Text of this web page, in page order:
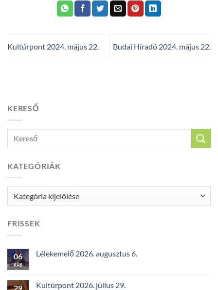
Kultúrpont 2024. május 22. Budai Híradó 2024. május 22.
KERESŐ
KATEGÓRIÁK
FRISSEK
06
aug
Lélekemelő 2026. augusztus 6.
29 Kultúrpont 2026. július 29.